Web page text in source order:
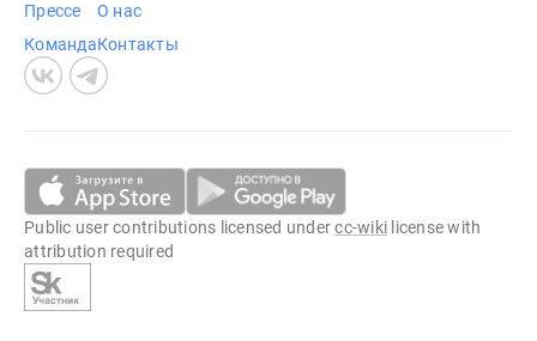
Прессе
Команда
О нас
Контакты
Public user contributions licensed undercc-wiki license with
attribution required